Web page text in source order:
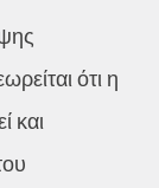
ότι η
και